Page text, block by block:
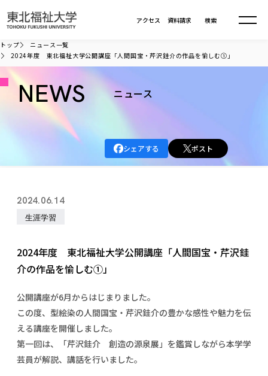
資料請求
アクセス 検索
大学について
建学の精神・教育の理念
学長室の窓
各種方針
大学の歩み
学則
校歌の歴史
寄附の受け入れ
関連法人
教職員募集
役員・評議員一覧
大学の取り組み
大学の取り組み
社会連携・研究
カリキュラム編成ガイドライン
一般事業主行動計画
公的資金等の不正使用の防止に関する基本方針
研究活動における不正行為の防止等に関する対応
大学広報誌「TFU Newsletter 東北福祉大学通信」
情報公開
寄附行為
ガバナンス・コード
中期事業計画
事業計画／財務・事業報告
大学評価
学部・大学院
学部・大学院TOP
総合福祉学部
社会福祉学科
福祉行政学科
共生まちづくり学部
共生まちづくり学科
教育学部
健康科学部
健康科学部
保健看護学科
リハビリテーション学科
医療経営管理学科
産業福祉マネジメント学科
情報福祉マネジメント学科
仏教専修科
入学試験
デジタルパンフ
オープンキャンパス
就職状況
東北福祉大学のキャリアサポート
東北福祉大学のキャリアサポート
進路・就職支援
採用ご担当者様へ
採用ご担当者様へ
課外活動
課外活動 TOP
体育会・運動サークル紹介
文化会・文化系サークル紹介
大学指定団体紹介
国際交流
交換留学生 Exchange students
海外留学・研修
社会連携・研究
東北福祉大学の研究活動
生涯教育・キャリア教育
トップ
ニュース一覧
2024年度 東北福祉大学公開講座「人間国宝・芹沢銈介の作品を愉しむ①」
NEWS ニュース
シェアする ポスト
2024.06.14
生涯学習
2024年度 東北福祉大学公開講座「人間国宝・芹沢銈
介の作品を愉しむ①」
公開講座が6月からはじまりました。
この度、型絵染の人間国宝・芹沢銈介の豊かな感性や魅力を伝
える講座を開催しました。
第一回は、「芹沢銈介 創造の源泉展」を鑑賞しながら本学学
芸員が解説、講話を行いました。